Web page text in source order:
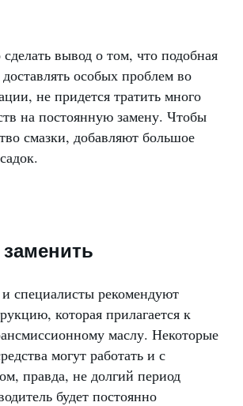
вывод о том, что подобная
доставлять особых проблем во
не придется тратить много
на постоянную замену. Чтобы
смазки, добавляют большое
специалисты рекомендуют
которая прилагается к
маслу. Некоторые
могут работать и с
правда, не долгий период
будет постоянно